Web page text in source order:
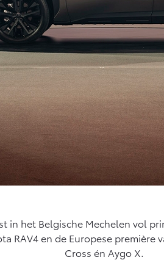
in het Belgische Mechelen vol
RAV4 en de Europese
Cross én Aygo X.